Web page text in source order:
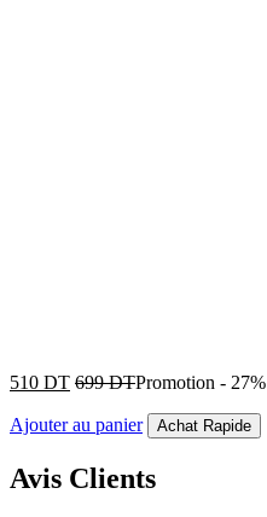
510 DT 699DTPromotion - 27%
Ajouter au panier Achat Rapide
Avis Clients